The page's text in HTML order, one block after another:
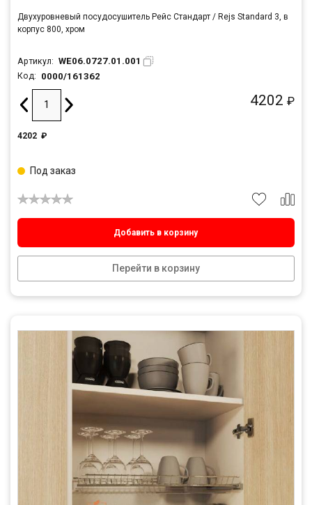
Двухуровневый посудосушитель Рейс Стандарт / Rejs Standard 3, в
корпус 800, хром
Артикул: WE06.0727.01.001
Код: 0000/161362
4202 ₽
4202 ₽
Добавить в корзину
Перейти в корзину
Под заказ